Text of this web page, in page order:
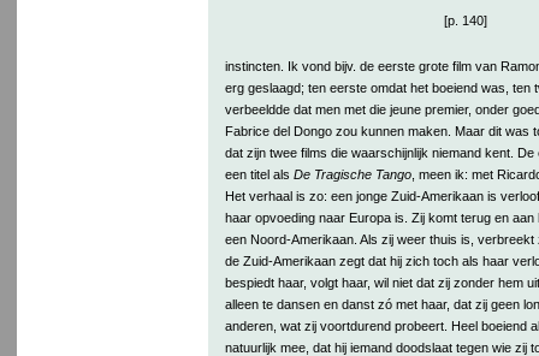
[p. 140]
instincten. Ik vond bijv. de eerste grote film van
erg geslaagd; ten eerste omdat het boeiend was, ten
verbeeldde dat men met die jeune premier, onder
Fabrice del Dongo zou kunnen maken. Maar dit was
dat zijn twee films die waarschijnlijk niemand kent.
een titel als De Tragische Tango, meen ik: met
Het verhaal is zo: een jonge Zuid-Amerikaan is
haar opvoeding naar Europa is. Zij komt terug en
een Noord-Amerikaan. Als zij weer thuis is,
de Zuid-Amerikaan zegt dat hij zich toch als haar
bespiedt haar, volgt haar, wil niet dat zij zonder hem
alleen te dansen en danst zó met haar, dat zij geen
anderen, wat zij voortdurend probeert. Heel boeiend
natuurlijk mee, dat hij iemand doodslaat tegen wie zij